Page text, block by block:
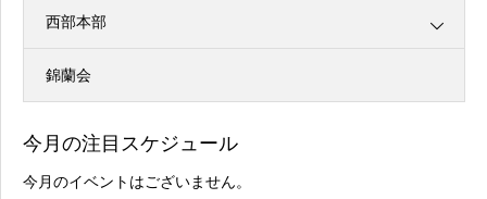
西部本部
錦蘭会
今月の注目スケジュール
今月のイベントはございません。